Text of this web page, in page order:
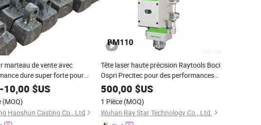
marteau de vente avec
dure super forte pour
à marteaux
-10,00 $US
(MOQ)
Haoshun Casting Co., Ltd
Tête laser haute précision Raytools Boci
Ospri Precitec pour des performances
de découpe superbes
Blt310/Blt421/Blt442/Blt462/Bm110/BS06K/BS12K
500,00 $US
1 Pièce (MOQ)
Wuhan Ray Star Technology Co., Ltd.